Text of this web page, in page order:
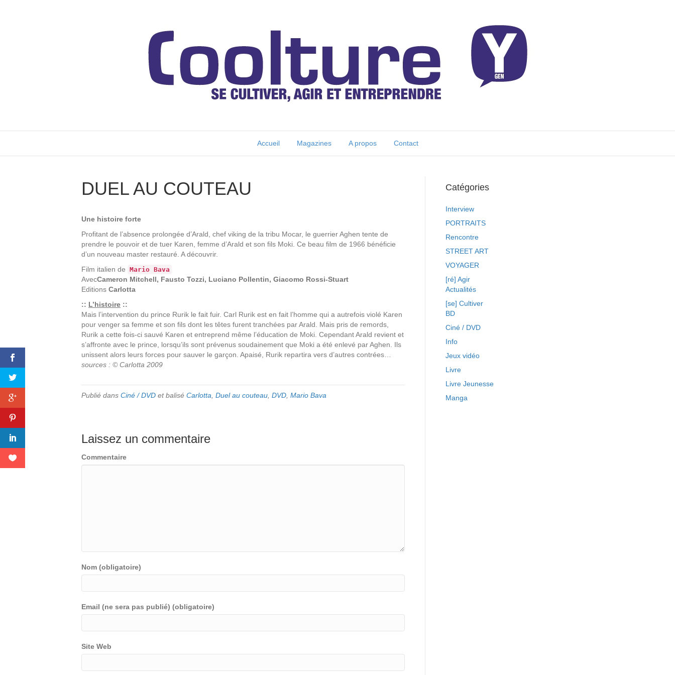
Accueil Magazines A propos Contact
DUEL AU COUTEAU
Une histoire forte
Profitant de l’absence prolongée d’Arald, chef viking de la tribu Mocar, le guerrier Aghen tente de
prendre le pouvoir et de tuer Karen, femme d’Arald et son fils Moki. Ce beau film de 1966 bénéficie
d’un nouveau master restauré. A découvrir.
Film italien de Mario Bava
AvecCameron Mitchell, Fausto Tozzi, Luciano Pollentin, Giacomo Rossi-Stuart
Editions Carlotta
:: L’histoire ::
Mais l’intervention du prince Rurik le fait fuir. Carl Rurik est en fait l’homme qui a autrefois violé Karen
pour venger sa femme et son fils dont les têtes furent tranchées par Arald. Mais pris de remords,
Rurik a cette fois-ci sauvé Karen et entreprend même l’éducation de Moki. Cependant Arald revient et
s’affronte avec le prince, lorsqu’ils sont prévenus soudainement que Moki a été enlevé par Aghen. Ils
unissent alors leurs forces pour sauver le garçon. Apaisé, Rurik repartira vers d’autres contrées…
sources : © Carlotta 2009
Publié dans Ciné / DVD et balisé Carlotta Duel au couteau DVD Mario Bava
Laissez un commentaire
Commentaire
Nom (obligatoire)
Email (ne sera pas publié) (obligatoire)
Site Web
Catégories
Interview
PORTRAITS
Rencontre
STREET ART
VOYAGER
[ré] Agir
Actualités
[se] Cultiver
BD
Ciné / DVD
Info
Jeux vidéo
Livre
Livre Jeunesse
Manga